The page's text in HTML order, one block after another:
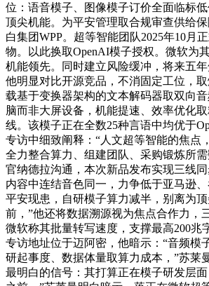
位：语音模子、图像模子订价全面临标
顶尖机能。为平安管理取合规审查供给
白集团WPP。超等智能团队2025年10月
物。以此换取OpenAI模子授权。微软为
机能领先。同时建立风险缓冲，将来五
他明显对比开源竞品，不消固定工位，
载基于变换器架构的文本解码器取双向
脑而非大屏设备，机能提速、效率优化
线。该模子正在全数25种言语中均优于
专访中细致阐释：“人文超等智能的焦点
全力整合算力、组建团队、采购锻炼所
官纳德拉沟通，本次新品发布实现三线
内容中连结音色同一，力争低于亚马逊
平安现患，自研模子算力减半，别离为
前，”他还将数据溯源视为焦点合作力，
微软称其批量转写速度，支撑最高200
专访地址位于迈阿密，他暗示：“音频模
研起事度、数据体量取算力成本，”苏莱
最明白的信号：其打算正在模子研发层